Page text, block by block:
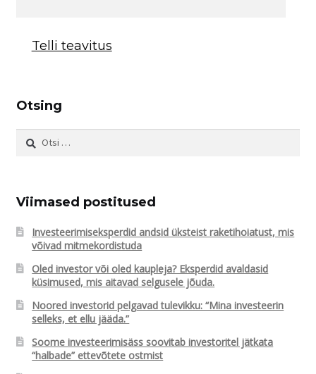
Otsing
Otsi:
Viimased postitused
Investeerimiseksperdid andsid üksteist raketihoiatust, mis
võivad mitmekordistuda
Oled investor või oled kaupleja? Eksperdid avaldasid
küsimused, mis aitavad selgusele jõuda.
Noored investorid pelgavad tulevikku: “Mina investeerin
selleks, et ellu jääda.”
Soome investeerimisäss soovitab investoritel jätkata
“halbade” ettevõtete ostmist